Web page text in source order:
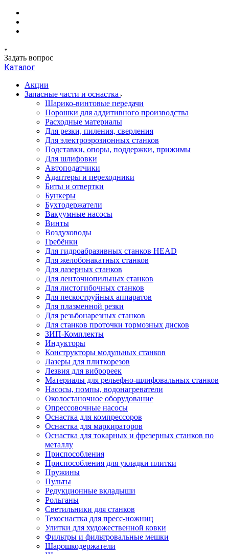
Задать вопрос
Каталог
Акции
Запасные части и оснастка
Шарико-винтовые передачи
Порошки для аддитивного производства
Расходные материалы
Для резки, пиления, сверления
Для электроэрозионных станков
Подставки, опоры, поддержки, прижимы
Для шлифовки
Автоподатчики
Адаптеры и переходники
Биты и отвертки
Бункеры
Бухтодержатели
Вакуумные насосы
Винты
Воздуховоды
Гребёнки
Для гидроабразивных станков HEAD
Для желобонакатных станков
Для лазерных станков
Для ленточнопильных станков
Для листогибочных станков
Для пескоструйных аппаратов
Для плазменной резки
Для резьбонарезных станков
Для станков проточки тормозных дисков
ЗИП-Комплекты
Индукторы
Конструкторы модульных станков
Лазеры для плиткорезов
Лезвия для виброреек
Материалы для рельефно-шлифовальных станков
Насосы, помпы, водонагреватели
Околостаночное оборудование
Опрессовочные насосы
Оснастка для компрессоров
Оснастка для маркираторов
Оснастка для токарных и фрезерных станков по
металлу
Приспособления
Приспособления для укладки плитки
Пружины
Пульты
Редукционные вкладыши
Рольганы
Светильники для станков
Техоснастка для пресс-ножниц
Улитки для художественной ковки
Фильтры и фильтровальные мешки
Шарошкодержатели